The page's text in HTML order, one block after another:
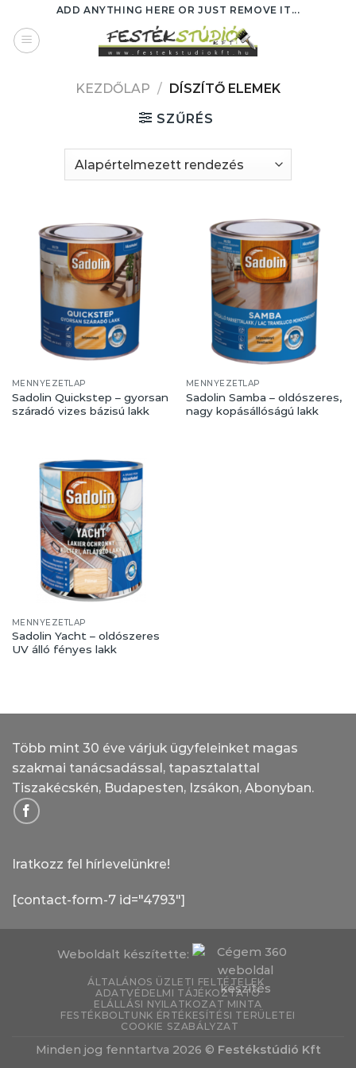
content
ADD ANYTHING HERE OR JUST REMOVE IT...
KEZDŐLAP / DÍSZÍTŐ ELEMEK
SZŰRÉS
MENNYEZETLAP
Sadolin Quickstep – gyorsan
száradó vizes bázisú lakk
MENNYEZETLAP
Sadolin Samba – oldószeres,
nagy kopásállóságú lakk
MENNYEZETLAP
Sadolin Yacht – oldószeres
UV álló fényes lakk
Több mint 30 éve várjuk ügyfeleinket magas
szakmai tanácsadással, tapasztalattal
Tiszakécskén, Budapesten, Izsákon, Abonyban.
Iratkozz fel hírlevelünkre!
[contact-form-7 id="4793"]
Weboldalt készítette:
ÁLTALÁNOS ÜZLETI FELTÉTELEK
ADATVÉDELMI TÁJÉKOZTATÓ
ELÁLLÁSI NYILATKOZAT MINTA
FESTÉKBOLTUNK ÉRTÉKESÍTÉSI TERÜLETEI
COOKIE SZABÁLYZAT
Minden jog fenntartva 2026 © Festékstúdió Kft